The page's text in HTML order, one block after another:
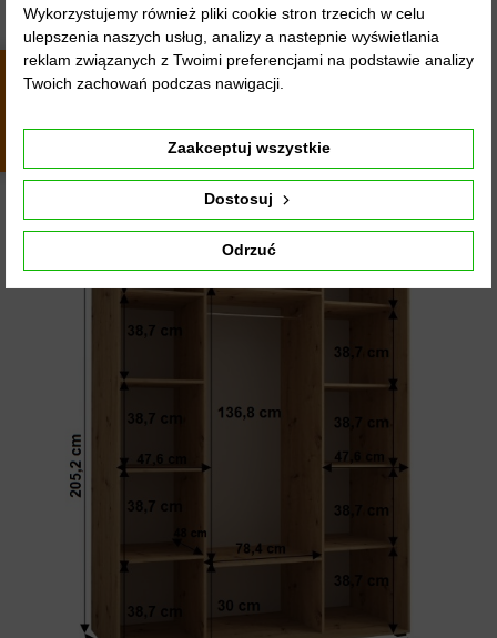
Wykorzystujemy również pliki cookie stron trzecich w celu
ulepszenia naszych usług, analizy a nastepnie wyświetlania
reklam związanych z Twoimi preferencjami na podstawie analizy
Twoich zachowań podczas nawigacji.
Odrzuć
Dostosuj
Zaakceptuj wszystkie
4.9
z całego